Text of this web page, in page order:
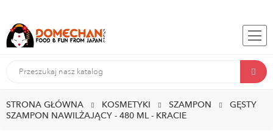
STRONA GŁÓWNA KOSMETYKI SZAMPON
GĘSTY
SZAMPON NAWILŻAJĄCY - 480 ML - KRACIE